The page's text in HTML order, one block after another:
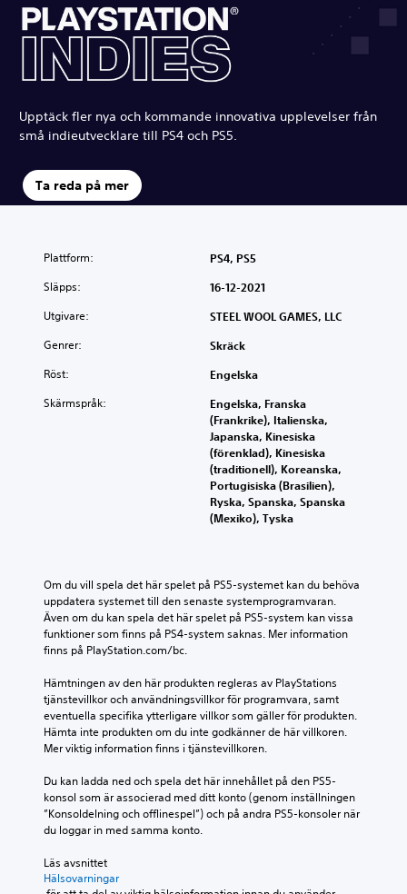
Upptäck fler nya och kommande innovativa upplevelser från
små indieutvecklare till PS4 och PS5.
Ta reda på mer
Plattform: PS4, PS5
Släpps: 16-12-2021
Utgivare: STEEL WOOL GAMES, LLC
Genrer: Skräck
Röst: Engelska
Skärmspråk:
Engelska, Franska
(Frankrike), Italienska,
Japanska, Kinesiska
(förenklad), Kinesiska
(traditionell), Koreanska,
Portugisiska (Brasilien),
Ryska, Spanska, Spanska
(Mexiko), Tyska
Om du vill spela det här spelet på PS5-systemet kan du behöva
uppdatera systemet till den senaste systemprogramvaran.
Även om du kan spela det här spelet på PS5-system kan vissa
funktioner som finns på PS4-system saknas. Mer information
finns på PlayStation.com/bc.
Hämtningen av den här produkten regleras av PlayStations
tjänstevillkor och användningsvillkor för programvara, samt
eventuella specifika ytterligare villkor som gäller för produkten.
Hämta inte produkten om du inte godkänner de här villkoren.
Mer viktig information finns i tjänstevillkoren.
Du kan ladda ned och spela det här innehållet på den PS5-
konsol som är associerad med ditt konto (genom inställningen
”Konsoldelning och offlinespel”) och på andra PS5-konsoler när
du loggar in med samma konto.
Läs avsnittet
Hälsovarningar